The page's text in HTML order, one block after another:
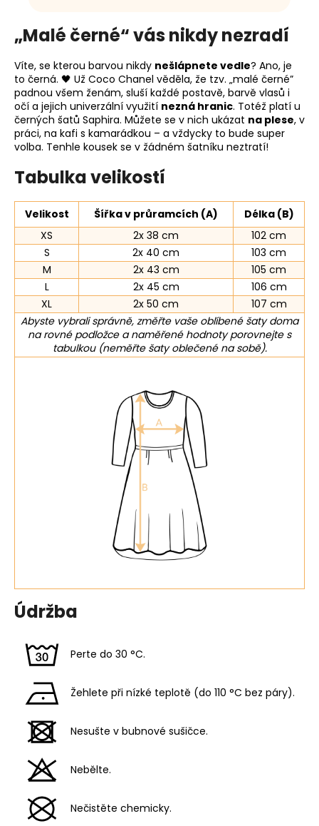
„Malé černé“ vás nikdy nezradí
Víte, se kterou barvou nikdy nešlápnete vedle? Ano, je
to černá. 🖤 Už Coco Chanel věděla, že tzv. „malé černé”
padnou všem ženám, sluší každé postavě, barvě vlasů i
očí a jejich univerzální využití nezná hranic. Totéž platí u
černých šatů Saphira. Můžete se v nich ukázat na plese, v
práci, na kafi s kamarádkou – a vždycky to bude super
volba. Tenhle kousek se v žádném šatníku neztratí!
Tabulka velikostí
Velikost Šířka v průramcích (A)
Délka (B)
XS
2x 38 cm
102 cm
S
2x 40 cm
103 cm
M
2x 43 cm
105 cm
L
2x 45 cm
106 cm
XL
2x 50 cm
107 cm
Abyste vybrali správně, změřte vaše oblíbené šaty doma
na rovné podložce a naměřené hodnoty porovnejte s
tabulkou (neměřte šaty oblečené na sobě).
Údržba
Perte do 30 °C.
Žehlete při nízké teplotě (do 110 °C bez páry).
Nesušte v bubnové sušičce.
Nebělte.
Nečistěte chemicky.